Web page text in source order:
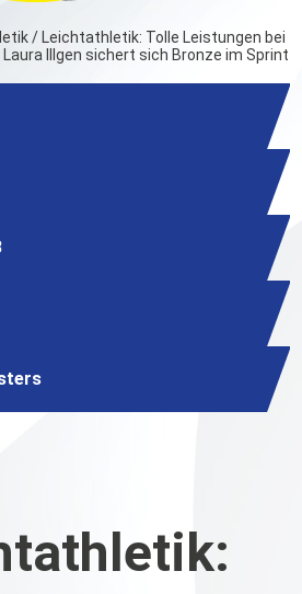
/Leichtathletik: Tolle Leistungen bei
Illgen sichert sich Bronze im Sprint